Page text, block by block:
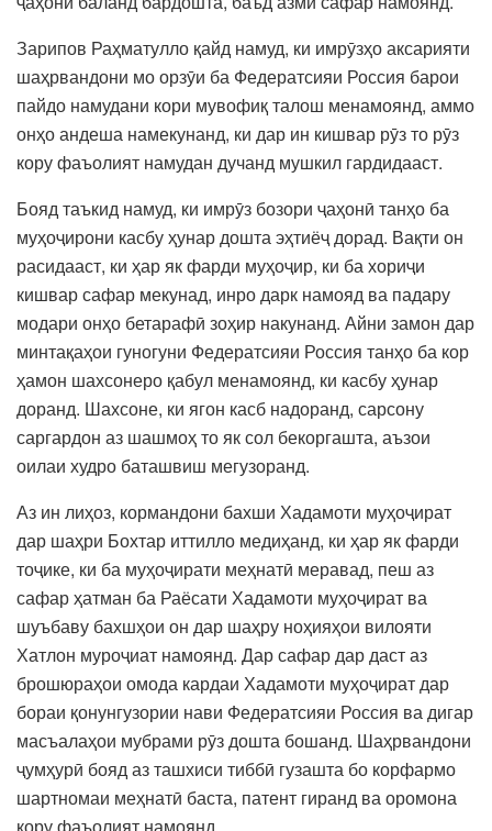
Зарипов Раҳматулло қайд намуд, ки имрӯзҳо аксарияти
шаҳрвандони мо орзӯи ба Федератсияи Россия барои
пайдо намудани кори мувофиқ талош менамоянд, аммо
онҳо андеша намекунанд, ки дар ин кишвар рӯз то рӯз
кору фаъолият намудан дучанд мушкил гардидааст.
Бояд таъкид намуд, ки имрӯз бозори ҷаҳонӣ танҳо ба
муҳоҷирони касбу ҳунар дошта эҳтиёҷ дорад. Вақти он
расидааст, ки ҳар як фарди муҳоҷир, ки ба хориҷи
кишвар сафар мекунад, инро дарк намояд ва падару
модари онҳо бетарафӣ зоҳир накунанд. Айни замон дар
минтақаҳои гуногуни Федератсияи Россия танҳо ба кор
ҳамон шахсонеро қабул менамоянд, ки касбу ҳунар
доранд. Шахсоне, ки ягон касб надоранд, сарсону
саргардон аз шашмоҳ то як сол бекоргашта, аъзои
оилаи худро баташвиш мегузоранд.
Аз ин лиҳоз, кормандони бахши Хадамоти муҳоҷират
дар шаҳри Бохтар иттилло медиҳанд, ки ҳар як фарди
тоҷике, ки ба муҳоҷирати меҳнатӣ меравад, пеш аз
сафар ҳатман ба Раёсати Хадамоти муҳоҷират ва
шуъбаву бахшҳои он дар шаҳру ноҳияҳои вилояти
Хатлон муроҷиат намоянд. Дар сафар дар даст аз
брошюраҳои омода кардаи Хадамоти муҳоҷират дар
бораи қонунгузории нави Федератсияи Россия ва дигар
масъалаҳои мубрами рӯз дошта бошанд. Шаҳрвандони
ҷумҳурӣ бояд аз ташхиси тиббӣ гузашта бо корфармо
шартномаи меҳнатӣ баста, патент гиранд ва оромона
кору фаъолият намоянд.